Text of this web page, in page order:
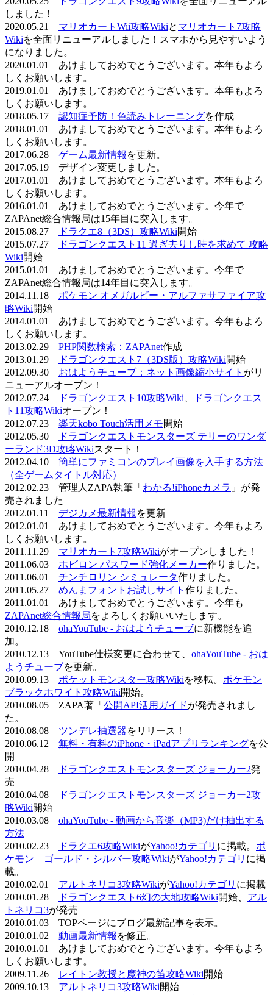
しました！
2020.05.21 マリオカートWii攻略Wikiと マリオカート7攻略
Wikiを全面リニューアルしました！スマホから見やすいよう
になりました。
2020.01.01 あけましておめでとうございます。本年もよろ
しくお願いします。
2019.01.01 あけましておめでとうございます。本年もよろ
しくお願いします。
2018.05.17 認知症予防！色読みトレーニングを作成
2018.01.01 あけましておめでとうございます。本年もよろ
しくお願いします。
2017.06.28 ゲーム最新情報 を更新。
2017.05.19 デザイン変更しました。
2017.01.01 あけましておめでとうございます。本年もよろ
しくお願いします。
2016.01.01 あけましておめでとうございます。今年で
ZAPAnet総合情報局は15年目に突入します。
2015.08.27
ドラクエ8（3DS）攻略Wiki開始
2015.07.27
ドラゴンクエスト11 過ぎ去りし時を求めて 攻略
Wiki開始
2015.01.01 あけましておめでとうございます。今年で
ZAPAnet総合情報局は14年目に突入します。
2014.11.18 ポケモン オメガルビー・アルファサファイア攻
略Wiki開始
2014.01.01 あけましておめでとうございます。今年もよろ
しくお願いします。
2013.02.29 PHP関数検索：ZAPAnet作成
2013.01.29
ドラゴンクエスト7（3DS版）攻略Wiki開始
2012.09.30 おはようチューブ：ネット画像縮小サイト がリ
ニューアルオープン！
2012.07.24
ドラゴンクエスト10攻略Wiki
ドラゴンクエス
ト11攻略Wikiオープン！
2012.07.23 楽天kobo Touch活用メモ開始
2012.05.30
ドラゴンクエストモンスターズ テリーのワンダ
ーランド3D攻略Wikiスタート！
2012.04.10 簡単にファミコンのプレイ画像を入手する方法
（全ゲームタイトル対応）
2012.02.23 管理人ZAPA執筆「 わかる!iPhoneカメラ 」が発
売されました
2012.01.11 デジカメ最新情報 を更新
2012.01.01 あけましておめでとうございます。今年もよろ
しくお願いします。
2011.11.29 マリオカート7攻略Wikiがオープンしました！
2011.06.03 ホビロン パスワード強化メーカー作りました。
2011.06.01 チンチロリン シミュレータ作りました。
2011.05.27 めんまフォントお試しサイト 作りました。
2011.01.01 あけましておめでとうございます。今年も
ZAPAnet総合情報局をよろしくお願いいたします。
2010.12.18 ohaYouTube - おはようチューブに新機能を追
加。
2010.12.13 YouTube仕様変更に合わせて、 ohaYouTube - おは
ようチューブを更新。
2010.09.13 ポケットモンスター攻略Wikiを移転。 ポケモン
ブラックホワイト攻略Wiki開始。
2010.08.05 ZAPA著「 公開API活用ガイドが発売されまし
た。
2010.08.08 ツンデレ抽選器をリリース！
2010.06.12 無料・有料のiPhone・iPadアプリランキングを公
開
2010.04.28
ドラゴンクエストモンスターズ ジョーカー2発
売
2010.04.08
ドラゴンクエストモンスターズ ジョーカー2攻
略Wiki開始
2010.03.08 ohaYouTube - 動画から音楽（MP3)だけ抽出する
方法
2010.02.23
ドラクエ6攻略WikiがYahoo!カテゴリ に掲載。 ポ
ケモン ゴールド・シルバー攻略WikiがYahoo!カテゴリ に掲
載。
2010.02.01 アルトネリコ3攻略WikiがYahoo!カテゴリ に掲載
2010.01.28
ドラゴンクエスト6幻の大地攻略Wiki開始、 アル
トネリコ3が発売
2010.01.03 TOPページにブログ最新記事を表示。
2010.01.02 動画最新情報 を修正。
2010.01.01 あけましておめでとうございます。今年もよろ
しくお願いします。
2009.11.26
レイトン教授と魔神の笛攻略Wiki開始
2009.10.13 アルトネリコ3攻略Wiki開始